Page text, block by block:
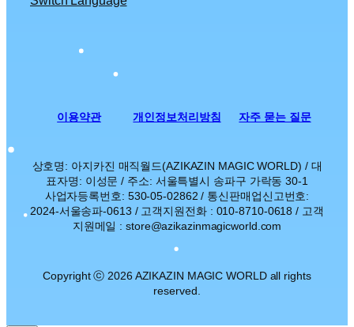
이용약관 개인정보처리방침 자주 묻는 질문
상호명: 아지카진 매직월드(AZIKAZIN MAGIC WORLD) / 대
표자명: 이성문 / 주소: 서울특별시 송파구 가락동 30-1
사업자등록번호: 530-05-02862 / 통신판매업신고번호:
2024-서울송파-0613 / 고객지원전화 : 010-8710-0618 / 고객
지원메일 : store@azikazinmagicworld.com
Copyright ⓒ 2026 AZIKAZIN MAGIC WORLD all rights
reserved.